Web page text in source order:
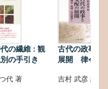
の繊維 : 観
の手引き
代 著
古代の政事と
展開 律令・
吉村 武彦 編集